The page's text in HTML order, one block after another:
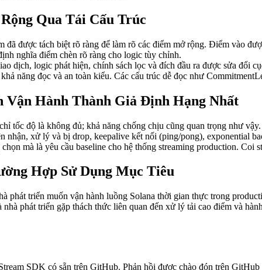
Qua Tái Cấu Trúc
đã được tách biệt rõ ràng để làm rõ các điểm mở rộng. Điểm vào
nghĩa điểm chèn rõ ràng cho logic tùy chỉnh.
dịch, logic phát hiện, chính sách lọc và đích đầu ra được sửa đổi
năng đọc và an toàn kiểu. Các cấu trúc dễ đọc như
Hành Thành Giả Định Hạng Nhất
tốc độ là không đủ; khả năng chống chịu cũng quan trọng như
nhận, xử lý và bị drop, keepalive kết nối (ping/pong), exponential
mà là yêu cầu baseline cho hệ thống streaming production.
Hợp Sử Dụng Mục Tiêu
phát triển muốn vận hành luồng Solana thời gian thực trong
phát triển gặp thách thức liên quan đến xử lý tải cao điểm và
SDK có sẵn trên GitHub. Phản hồi được chào đón trên